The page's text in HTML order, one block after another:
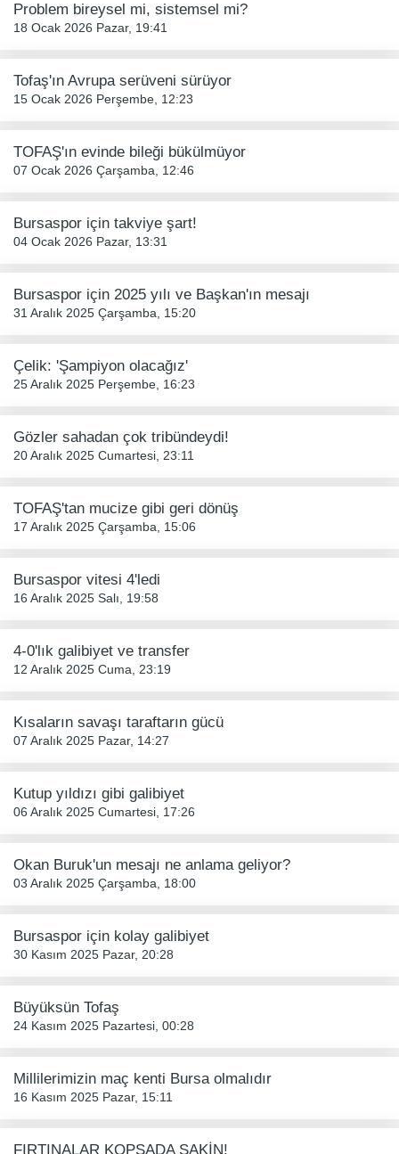
Problem bireysel mi, sistemsel mi?
18 Ocak 2026 Pazar, 19:41
Tofaş'ın Avrupa serüveni sürüyor
15 Ocak 2026 Perşembe, 12:23
TOFAŞ'ın evinde bileği bükülmüyor
07 Ocak 2026 Çarşamba, 12:46
Bursaspor için takviye şart!
04 Ocak 2026 Pazar, 13:31
Bursaspor için 2025 yılı ve Başkan'ın mesajı
31 Aralık 2025 Çarşamba, 15:20
Çelik: 'Şampiyon olacağız'
25 Aralık 2025 Perşembe, 16:23
Gözler sahadan çok tribündeydi!
20 Aralık 2025 Cumartesi, 23:11
TOFAŞ'tan mucize gibi geri dönüş
17 Aralık 2025 Çarşamba, 15:06
Bursaspor vitesi 4'ledi
16 Aralık 2025 Salı, 19:58
4-0'lık galibiyet ve transfer
12 Aralık 2025 Cuma, 23:19
Kısaların savaşı taraftarın gücü
07 Aralık 2025 Pazar, 14:27
Kutup yıldızı gibi galibiyet
06 Aralık 2025 Cumartesi, 17:26
Okan Buruk'un mesajı ne anlama geliyor?
03 Aralık 2025 Çarşamba, 18:00
Bursaspor için kolay galibiyet
30 Kasım 2025 Pazar, 20:28
Büyüksün Tofaş
24 Kasım 2025 Pazartesi, 00:28
Millilerimizin maç kenti Bursa olmalıdır
16 Kasım 2025 Pazar, 15:11
FIRTINALAR KOPSADA SAKİN!